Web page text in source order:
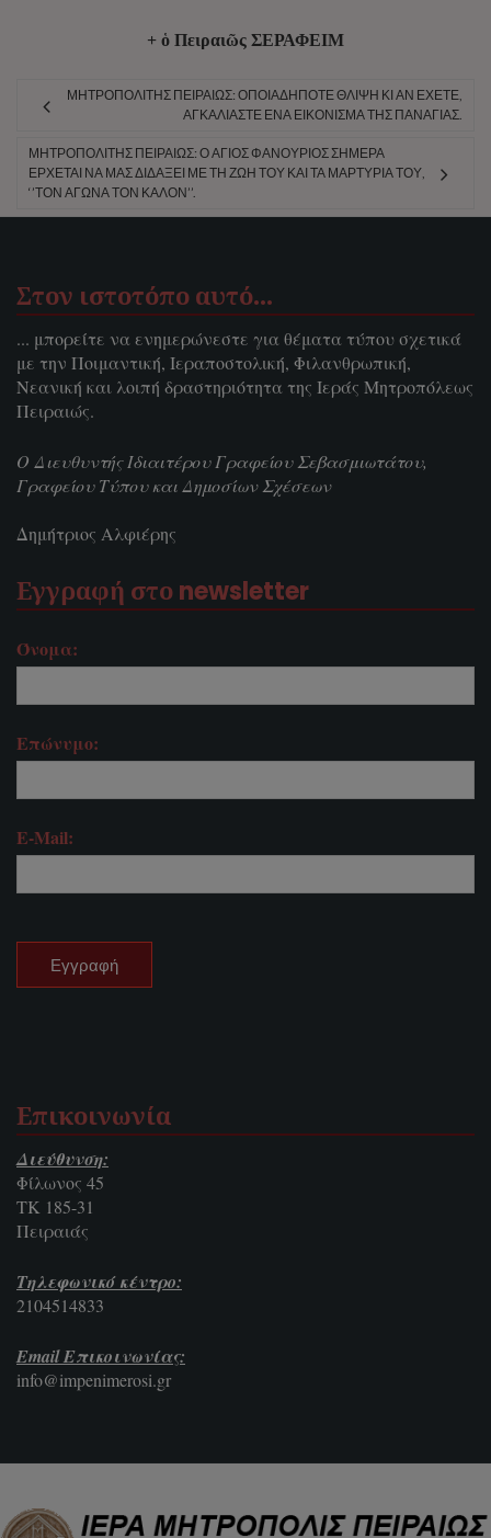
+ ὁ Πειραιῶς ΣΕΡΑΦΕΙΜ
ΜΗΤΡΟΠΟΛΊΤΗΣ ΠΕΙΡΑΙΏΣ: ΟΠΟΙΑΔΉΠΟΤΕ ΘΛΊΨΗ ΚΙ ΑΝ ΈΧΕΤΕ,
ΑΓΚΑΛΙΆΣΤΕ ΈΝΑ ΕΙΚΌΝΙΣΜΑ ΤΗΣ ΠΑΝΑΓΊΑΣ.
ΜΗΤΡΟΠΟΛΊΤΗΣ ΠΕΙΡΑΙΏΣ: Ο ΆΓΙΟΣ ΦΑΝΟΎΡΙΟΣ ΣΉΜΕΡΑ
ΈΡΧΕΤΑΙ ΝΑ ΜΑΣ ΔΙΔΆΞΕΙ ΜΕ ΤΗ ΖΩΉ ΤΟΥ ΚΑΙ ΤΑ ΜΑΡΤΎΡΙΆ ΤΟΥ,
‘’ΤΟΝ ΑΓΏΝΑ ΤΟΝ ΚΑΛΌΝ’’.
Στον ιστοτόπο αυτό…
... μπορείτε να ενημερώνεστε για θέματα τύπου σχετικά
με την Ποιμαντική, Ιεραποστολική, Φιλανθρωπική,
Νεανική και λοιπή δραστηριότητα της Ιεράς Μητροπόλεως
Πειραιώς.
Ο Διευθυντής Ιδιαιτέρου Γραφείου Σεβασμιωτάτου,
Γραφείου Τύπου και Δημοσίων Σχέσεων
Δημήτριος Αλφιέρης
Εγγραφή στο newsletter
Όνομα:
Επώνυμο:
E-Mail:
Επικοινωνία
Διεύθυνση:
Φίλωνος 45
ΤΚ 185-31
Πειραιάς
Τηλεφωνικό κέντρο:
2104514833
Email Επικοινωνίας:
info@impenimerosi.gr